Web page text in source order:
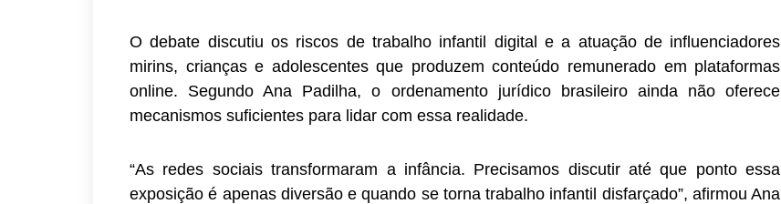
O debate discutiu os riscos de trabalho infantil digital e a atuação de influenciadores
mirins, crianças e adolescentes que produzem conteúdo remunerado em plataformas
online. Segundo Ana Padilha, o ordenamento jurídico brasileiro ainda não oferece
mecanismos suficientes para lidar com essa realidade.
“As redes sociais transformaram a infância. Precisamos discutir até que ponto essa
exposição é apenas diversão e quando se torna trabalho infantil disfarçado”, afirmou Ana